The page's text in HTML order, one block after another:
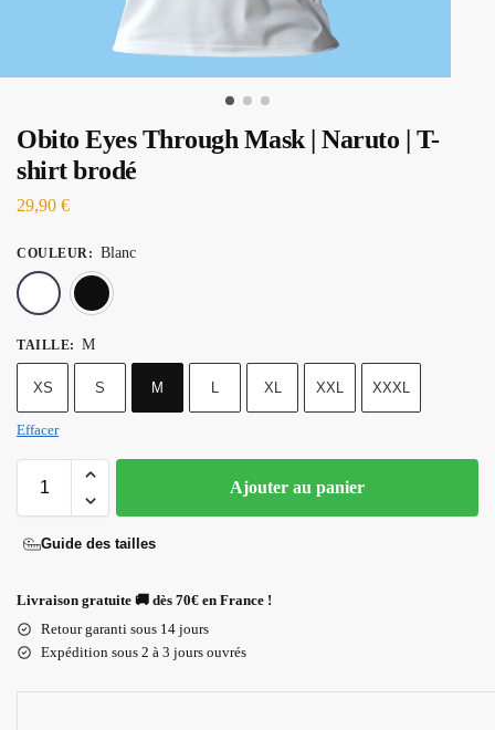
Obito Eyes Through Mask | Naruto | T-
shirt brodé
29,90 €
COULEUR : Blanc
TAILLE: M
XS S M L XL XXL XXXL
Effacer
Ajouter au panier
Guide des tailles
Livraison gratuite 🚚 dès 70€ en France !
Retour garanti sous 14 jours
Expédition sous 2 à 3 jours ouvrés